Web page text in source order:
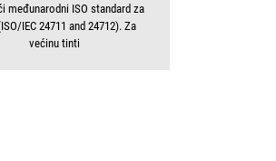
međunarodni ISO standard za
IEC 24711 and 24712). Za
većinu tinti